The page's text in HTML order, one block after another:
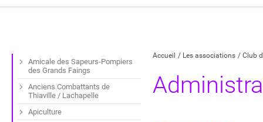
Accueil Les associations Club
Amicale des Sapeurs-Pompiers
des Grands Faings
Anciens Combattants de
Thiaville / Lachapelle
Apiculture